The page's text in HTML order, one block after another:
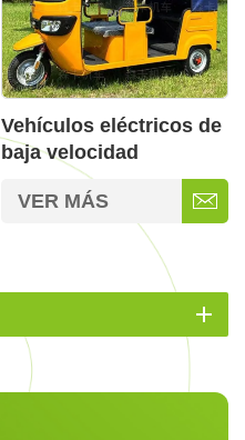
Vehículos eléctricos de
baja velocidad
homologados para
circular en la calle
VER MÁS